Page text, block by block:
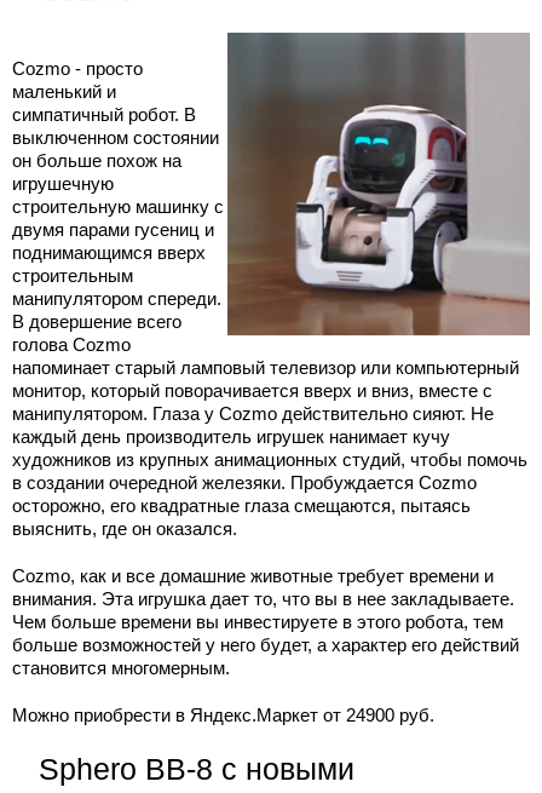
Cozmo - просто
маленький и
симпатичный робот. В
выключенном состоянии
он больше похож на
игрушечную
строительную машинку с
двумя парами гусениц и
поднимающимся вверх
строительным
манипулятором спереди.
В довершение всего
голова Cozmo
напоминает старый ламповый телевизор или компьютерный
монитор, который поворачивается вверх и вниз, вместе с
манипулятором. Глаза у Cozmo действительно сияют. Не
каждый день производитель игрушек нанимает кучу
художников из крупных анимационных студий, чтобы помочь
в создании очередной железяки. Пробуждается Cozmo
осторожно, его квадратные глаза смещаются, пытаясь
выяснить, где он оказался.
Cozmo, как и все домашние животные требует времени и
внимания. Эта игрушка дает то, что вы в нее закладываете.
Чем больше времени вы инвестируете в этого робота, тем
больше возможностей у него будет, а характер его действий
становится многомерным.
Можно приобрести в Яндекс.Маркет от 24900 руб.
Sphero BB-8 с новыми